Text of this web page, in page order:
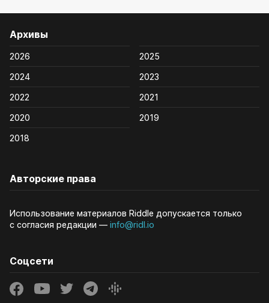
Архивы
2026
2025
2024
2023
2022
2021
2020
2019
2018
Авторские права
Использование материалов Riddle допускается только
с согласия редакции — info@ridl.io
Соцсети